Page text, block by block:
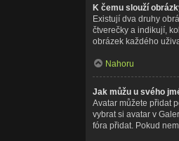
K čemu slouží
Existují dva druhy
čtverečky a indikují,
obrázek každého
Nahoru
Jak můžu u svého
Avatar můžete přidat
vybrat si avatar v
fóra přidat. Pokud